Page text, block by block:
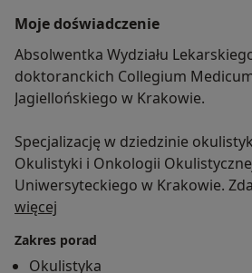
Moje doświadczenie
Absolwentka Wydziału
doktoranckich Collegium
Jagiellońskiego w Krakowie.
Specjalizację w dziedzinie
Okulistyki i Onkologii
Uniwersyteckiego w Krakowie.
Egzamin Specjalizacyjny uzyskała
więcej
Zakres porad
Okulistyka